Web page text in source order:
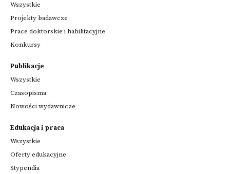
Wszystkie
Projekty badawcze
Prace doktorskie i habilitacyjne
Konkursy
Publikacje
Wszystkie
Czasopisma
Nowości wydawnicze
Edukacja i praca
Wszystkie
Oferty edukacyjne
Stypendia